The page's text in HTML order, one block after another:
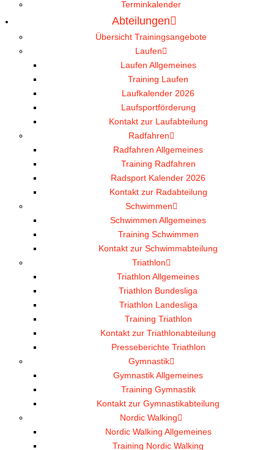
Terminkalender
Abteilungen
Übersicht Trainingsangebote
Laufen
Laufen Allgemeines
Training Laufen
Laufkalender 2026
Laufsportförderung
Kontakt zur Laufabteilung
Radfahren
Radfahren Allgemeines
Training Radfahren
Radsport Kalender 2026
Kontakt zur Radabteilung
Schwimmen
Schwimmen Allgemeines
Training Schwimmen
Kontakt zur Schwimmabteilung
Triathlon
Triathlon Allgemeines
Triathlon Bundesliga
Triathlon Landesliga
Training Triathlon
Kontakt zur Triathlonabteilung
Presseberichte Triathlon
Gymnastik
Gymnastik Allgemeines
Training Gymnastik
Kontakt zur Gymnastikabteilung
Nordic Walking
Nordic Walking Allgemeines
Training Nordic Walking